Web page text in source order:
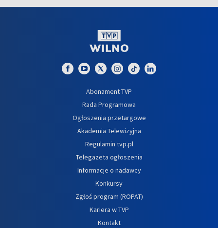
Abonament TVP
Rada Programowa
Ogłoszenia przetargowe
Akademia Telewizyjna
Regulamin tvp.pl
Telegazeta ogłoszenia
Informacje o nadawcy
Konkursy
Zgłoś program (ROPAT)
Kariera w TVP
Kontakt